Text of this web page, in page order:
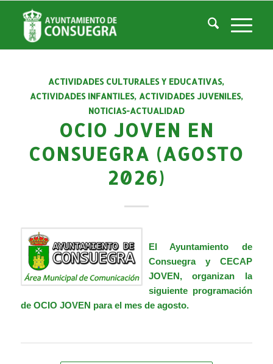
Listado de la categoría: Juventud
Usted está aquí: Inicio / Noticias Juventud
ACTIVIDADES CULTURALES Y EDUCATIVAS,
ACTIVIDADES INFANTILES, ACTIVIDADES JUVENILES,
NOTICIAS-ACTUALIDAD
OCIO JOVEN EN
CONSUEGRA (AGOSTO
2026)
El Ayuntamiento de
Consuegra yCECAP
JOVEN,organizan la
siguiente programación
de OCIO JOVEN para el mes de agosto.